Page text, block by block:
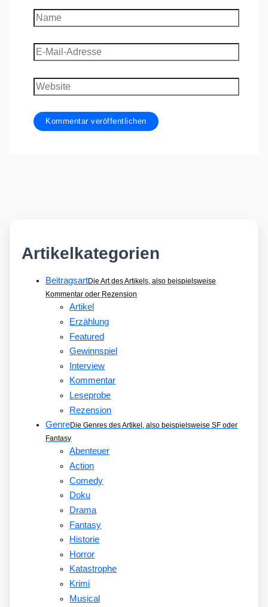
Name
E-
Mail-
Adresse
Website
Artikelkategorien
BeitragsartDie Art des Artikels, also beispielsweise
Kommentar oder Rezension
Artikel
Erzählung
Featured
Gewinnspiel
Interview
Kommentar
Leseprobe
Rezension
GenreDie Genres des Artikel, also beispielsweise SF oder
Fantasy
Abenteuer
Action
Comedy
Doku
Drama
Fantasy
Historie
Horror
Katastrophe
Krimi
Musical